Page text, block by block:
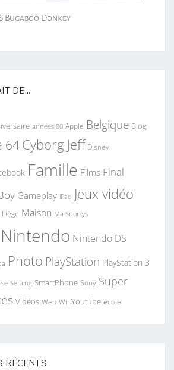
Bugaboo Donkey
DE…
années 80 Apple Belgique Blog
64Cyborg Jeff Disney
Famille Films Final
Gameplay iPad Jeux vidéo
Liège Maison Ma Snorkys
Nintendo Nintendo DS
Photo PlayStation PlayStation 3
Seraing SmartPhone Sony Super
Vidéos Web Wii Youtube école
RÉCENTS